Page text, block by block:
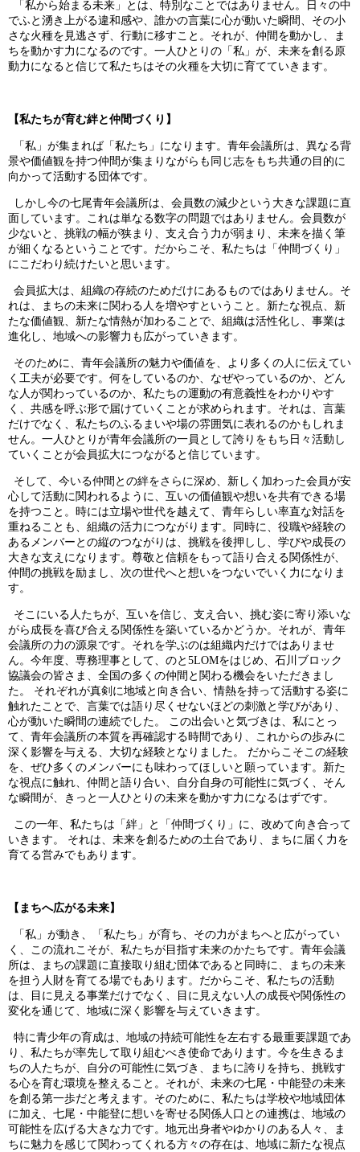
「私から始まる未来」とは、特別なことではありません。日々の中
でふと湧き上がる違和感や、誰かの言葉に心が動いた瞬間、その小
さな火種を見逃さず、行動に移すこと。それが、仲間を動かし、ま
ちを動かす力になるのです。一人ひとりの「私」が、未来を創る原
動力になると信じて私たちはその火種を大切に育てていきます。
【私たちが育む絆と仲間づくり】
「私」が集まれば「私たち」になります。青年会議所は、異なる背
景や価値観を持つ仲間が集まりながらも同じ志をもち共通の目的に
向かって活動する団体です。
しかし今の七尾青年会議所は、会員数の減少という大きな課題に直
面しています。これは単なる数字の問題ではありません。会員数が
少ないと、挑戦の幅が狭まり、支え合う力が弱まり、未来を描く筆
が細くなるということです。だからこそ、私たちは「仲間づくり」
にこだわり続けたいと思います。
会員拡大は、組織の存続のためだけにあるものではありません。そ
れは、まちの未来に関わる人を増やすということ。新たな視点、新
たな価値観、新たな情熱が加わることで、組織は活性化し、事業は
進化し、地域への影響力も広がっていきます。
そのために、青年会議所の魅力や価値を、より多くの人に伝えてい
く工夫が必要です。何をしているのか、なぜやっているのか、どん
な人が関わっているのか、私たちの運動の有意義性をわかりやす
く、共感を呼ぶ形で届けていくことが求められます。それは、言葉
だけでなく、私たちのふるまいや場の雰囲気に表れるのかもしれま
せん。一人ひとりが青年会議所の一員として誇りをもち日々活動し
ていくことが会員拡大につながると信じています。
そして、今いる仲間との絆をさらに深め、新しく加わった会員が安
心して活動に関われるように、互いの価値観や想いを共有できる場
を持つこと。時には立場や世代を越えて、青年らしい率直な対話を
重ねることも、組織の活力につながります。同時に、役職や経験の
あるメンバーとの縦のつながりは、挑戦を後押しし、学びや成長の
大きな支えになります。尊敬と信頼をもって語り合える関係性が、
仲間の挑戦を励まし、次の世代へと想いをつないでいく力になりま
す。
そこにいる人たちが、互いを信じ、支え合い、挑む姿に寄り添いな
がら成長を喜び合える関係性を築いているかどうか。それが、青年
会議所の力の源泉です。それを学ぶのは組織内だけではありませ
ん。今年度、専務理事として、のと 5LOMをはじめ、石川ブロック
協議会の皆さま、全国の多くの仲間と関わる機会をいただきまし
た。 それぞれが真剣に地域と向き合い、情熱を持って活動する姿に
触れたことで、言葉では語り尽くせないほどの刺激と学びがあり、
心が動いた瞬間の連続でした。 この出会いと気づきは、私にとっ
て、青年会議所の本質を再確認する時間であり、これからの歩みに
深く影響を与える、大切な経験となりました。 だからこそこの経験
を、ぜひ多くのメンバーにも味わってほしいと願っています。新た
な視点に触れ、仲間と語り合い、自分自身の可能性に気づく、そん
な瞬間が、きっと一人ひとりの未来を動かす力になるはずです。
この一年、私たちは「絆」と「仲間づくり」に、改めて向き合って
いきます。 それは、未来を創るための土台であり、まちに届く力を
育てる営みでもあります。
【まちへ広がる未来】
「私」が動き、「私たち」が育ち、その力がまちへと広がってい
く、この流れこそが、私たちが目指す未来のかたちです。青年会議
所は、まちの課題に直接取り組む団体であると同時に、まちの未来
を担う人財を育てる場でもあります。だからこそ、私たちの活動
は、目に見える事業だけでなく、目に見えない人の成長や関係性の
変化を通じて、地域に深く影響を与えていきます。
特に青少年の育成は、地域の持続可能性を左右する最重要課題であ
り、私たちが率先して取り組むべき使命であります。今を生きるま
ちの人たちが、自分の可能性に気づき、まちに誇りを持ち、挑戦す
る心を育む環境を整えること。それが、未来の七尾・中能登の未来
を創る第一歩だと考えます。そのために、私たちは学校や地域団体
に加え、七尾・中能登に想いを寄せる関係人口との連携は、地域の
可能性を広げる大きな力です。地元出身者やゆかりのある人々、ま
ちに魅力を感じて関わってくれる方々の存在は、地域に新たな視点